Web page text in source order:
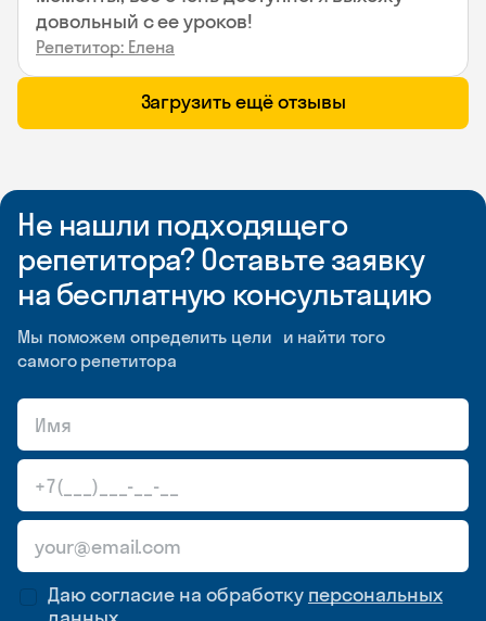
довольный с ее уроков!
Репетитор: Елена
Загрузить ещё отзывы
Не нашли подходящего
репетитора? Оставьте заявку
на бесплатную консультацию
Мы поможем определить цели и найти того
самого репетитора
Даю согласие на обработку персональных